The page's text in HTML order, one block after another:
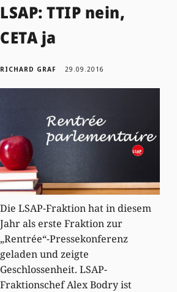
LSAP: TTIP nein,
CETA ja
RICHARD GRAF 29.09.2016
Die LSAP-Fraktion hat in diesem
Jahr als erste Fraktion zur
„Rentrée“-Pressekonferenz
geladen und zeigte
Geschlossenheit. LSAP-
Fraktionschef Alex Bodry ist